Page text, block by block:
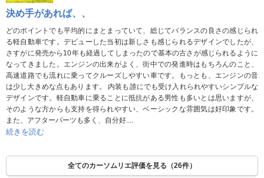
決め手があれば、、
どのポイントでも平均的にまとまっていて、総じてバランスの良さの感じられ
る軽自動車です。デビューした当初は新しさも感じられるデザインでしたが、
さすがに発売から10年も経過してしまったので基本の古さが感じられるように
なってきました。エンジンの出来がよく、街中での発進時はもちろんのこと、
高速道路でも流れに乗ってクルーズしやすい車です。もっとも、エンジンの音
は少し大きめな点もあります。 内装も誰にでも受け入れられやすいシンプルな
デザインです。軽自動車に乗ることに抵抗がある男性も多いとは思いますが、
そのような方からも支持を得られやすい、ベーシックな雰囲気は好印象です。
また、アフターパーツも多く、自分好....
続きを読む
全てのカーソムリエ評価を見る（26件）